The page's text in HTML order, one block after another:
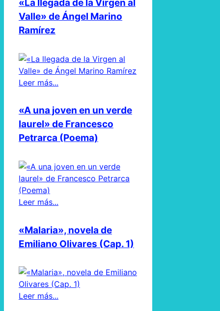
«La llegada de la Virgen al
Valle» de Ángel Marino
Ramírez
Leer más...
«A una joven en un verde
laurel» de Francesco
Petrarca (Poema)
Leer más...
«Malaria», novela de
Emiliano Olivares (Cap. 1)
Leer más...